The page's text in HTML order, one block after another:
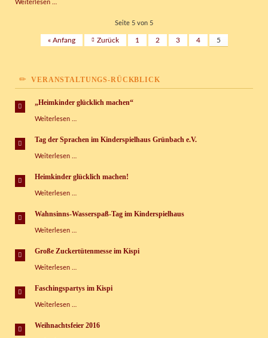
Weiterlesen …
Seite 5 von 5
« Anfang Zurück 1 2 3 4 5
VERANSTALTUNGS-RÜCKBLICK
„Heimkinder glücklich machen“
Weiterlesen …
machen“
Tag der Sprachen im Kinderspielhaus Grünbach e.V.
Weiterlesen …
Sprachen
Kinderspielhaus
e.V.
Heimkinder glücklich machen!
Weiterlesen …
machen!
Wahnsinns-Wasserspaß-Tag im Kinderspielhaus
Weiterlesen …
Tag
Kinderspielhaus
Große Zuckertütenmesse im Kispi
Weiterlesen …
im
Faschingspartys im Kispi
Weiterlesen …
Kispi
Weihnachtsfeier 2016